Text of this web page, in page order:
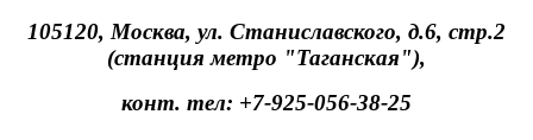
105120, Москва, ул. Станиславского, д.6, стр.2
(станция метро "Таганская"),
конт. тел: +7-925-056-38-25